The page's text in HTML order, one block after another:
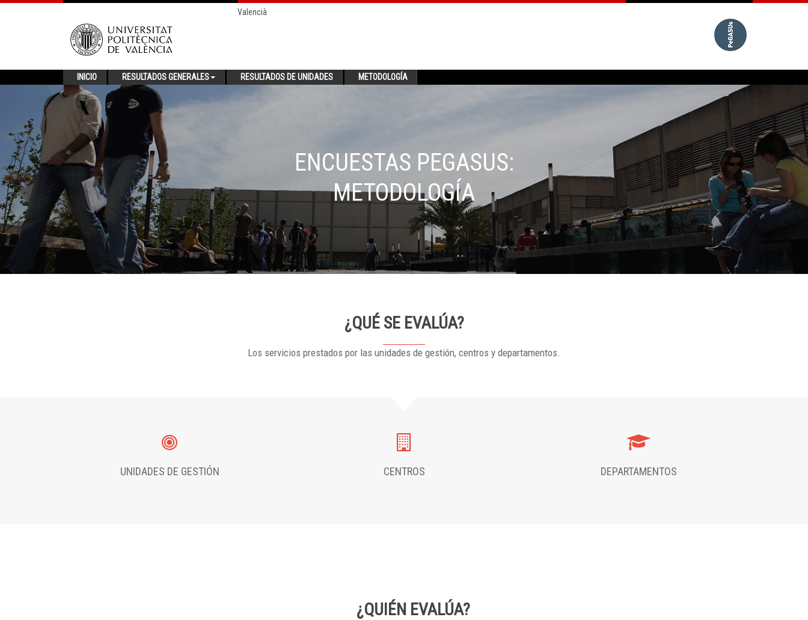
Valencià
INICIO RESULTADOS GENERALES RESULTADOS DE UNIDADES METODOLOGÍA
ENCUESTAS PEGASUS:
METODOLOGÍA
¿QUÉ SE EVALÚA?
Los servicios prestados por las unidades de gestión, centros y departamentos.
UNIDADES DE GESTIÓN CENTROS DEPARTAMENTOS
¿QUIÉN EVALÚA?